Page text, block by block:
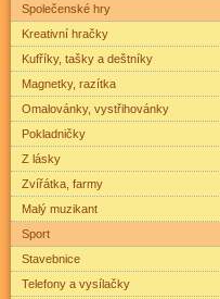
Společenské hry
Kreativní hračky
Kufříky, tašky a deštníky
Magnetky, razítka
Omalovánky, vystřihovánky
Pokladničky
Z lásky
Zvířátka, farmy
Malý muzikant
Sport
Stavebnice
Telefony a vysílačky